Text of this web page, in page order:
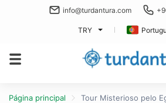
info@turdantura.com
TRY
Página principal Tour Misterioso pelo